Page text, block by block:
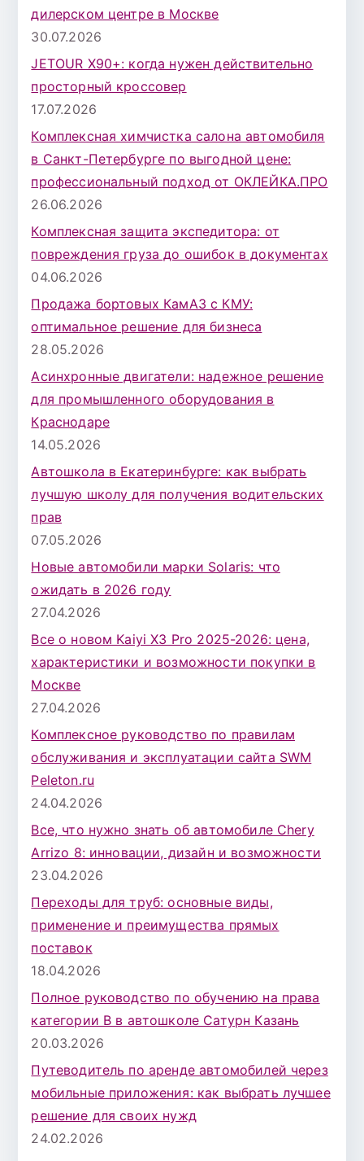
дилерском центре в Москве
30.07.2026
JETOUR X90+: когда нужен действительно
просторный кроссовер
17.07.2026
Комплексная химчистка салона автомобиля
в Санкт-Петербурге по выгодной цене:
профессиональный подход от ОКЛЕЙКА.ПРО
26.06.2026
Комплексная защита экспедитора: от
повреждения груза до ошибок в документах
04.06.2026
Продажа бортовых КамАЗ с КМУ:
оптимальное решение для бизнеса
28.05.2026
Асинхронные двигатели: надежное решение
для промышленного оборудования в
Краснодаре
14.05.2026
Автошкола в Екатеринбурге: как выбрать
лучшую школу для получения водительских
прав
07.05.2026
Новые автомобили марки Solaris: что
ожидать в 2026 году
27.04.2026
Все о новом Kaiyi X3 Pro 2025-2026: цена,
характеристики и возможности покупки в
Москве
27.04.2026
Комплексное руководство по правилам
обслуживания и эксплуатации сайта SWM
Peleton.ru
24.04.2026
Все, что нужно знать об автомобиле Chery
Arrizo 8: инновации, дизайн и возможности
23.04.2026
Переходы для труб: основные виды,
применение и преимущества прямых
поставок
18.04.2026
Полное руководство по обучению на права
категории B в автошколе Сатурн Казань
20.03.2026
Путеводитель по аренде автомобилей через
мобильные приложения: как выбрать лучшее
решение для своих нужд
24.02.2026